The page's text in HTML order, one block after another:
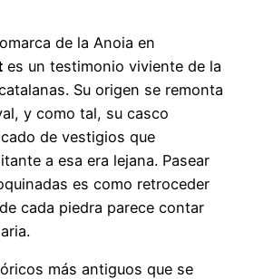
de la Anoia en
es un testimonio viviente de la
Su origen se remonta
y como tal, su casco
de vestigios que
a esa era lejana. Pasear
es como retroceder
cada piedra parece contar
más antiguos que se